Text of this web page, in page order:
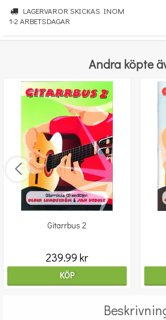
LAGERVAROR SKICKAS INOM
1-2 ARBETSDAGAR
Andra köpte
Gitarrbus 2
239.99 kr
KÖP